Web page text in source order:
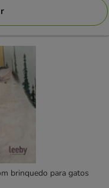
brinquedo para gatos